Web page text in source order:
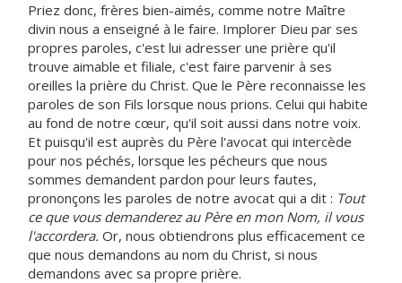
Priez donc, frères bien-aimés, comme notre Maître
divin nous a enseigné à le faire. Implorer Dieu par ses
propres paroles, c'est lui adresser une prière qu'il
trouve aimable et filiale, c'est faire parvenir à ses
oreilles la prière du Christ. Que le Père reconnaisse les
paroles de son Fils lorsque nous prions. Celui qui habite
au fond de notre cœur, qu'il soit aussi dans notre voix.
Et puisqu'il est auprès du Père l'avocat qui intercède
pour nos péchés, lorsque les pécheurs que nous
sommes demandent pardon pour leurs fautes,
prononçons les paroles de notre avocat qui a dit : Tout
ce que vous demanderez au Père en mon Nom, il vous
l'accordera. Or, nous obtiendrons plus efficacement ce
que nous demandons au nom du Christ, si nous
demandons avec sa propre prière.